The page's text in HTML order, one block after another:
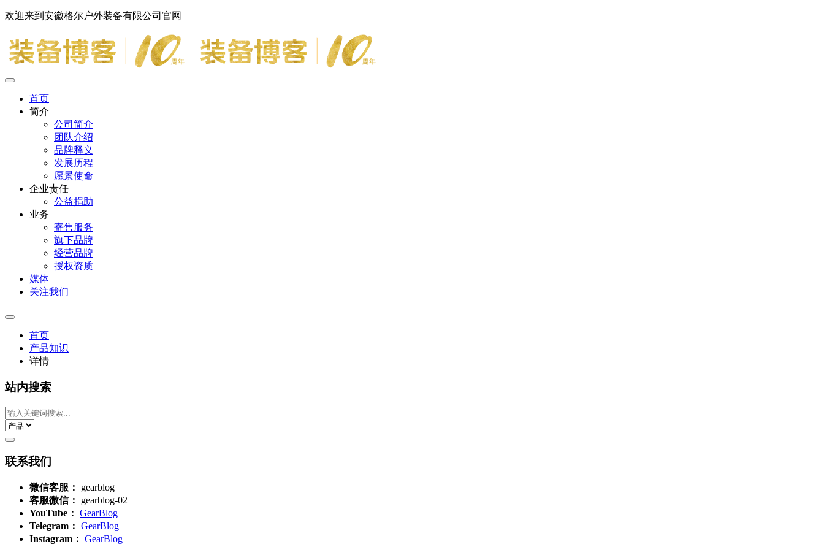
欢迎来到安徽格尔户外装备有限公司官网
首页
简介
公司简介
团队介绍
品牌释义
发展历程
愿景使命
企业责任
公益捐助
业务
寄售服务
旗下品牌
经营品牌
授权资质
媒体
关注我们
首页
产品知识
详情
站内搜索
联系我们
微信客服：
gearblog
客服微信：
gearblog-02
YouTube： GearBlog
Telegram： GearBlog
Instagram： GearBlog